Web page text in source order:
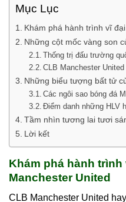
Mục Lục
Khám phá hành trình vĩ
United
Những cột mốc vàng
United
Thống trị đấu trường
CLB Manchester
Những biểu tượng bất
United
Các ngôi sao bóng đá
Điểm danh những
Tầm nhìn tương lai tươi
United